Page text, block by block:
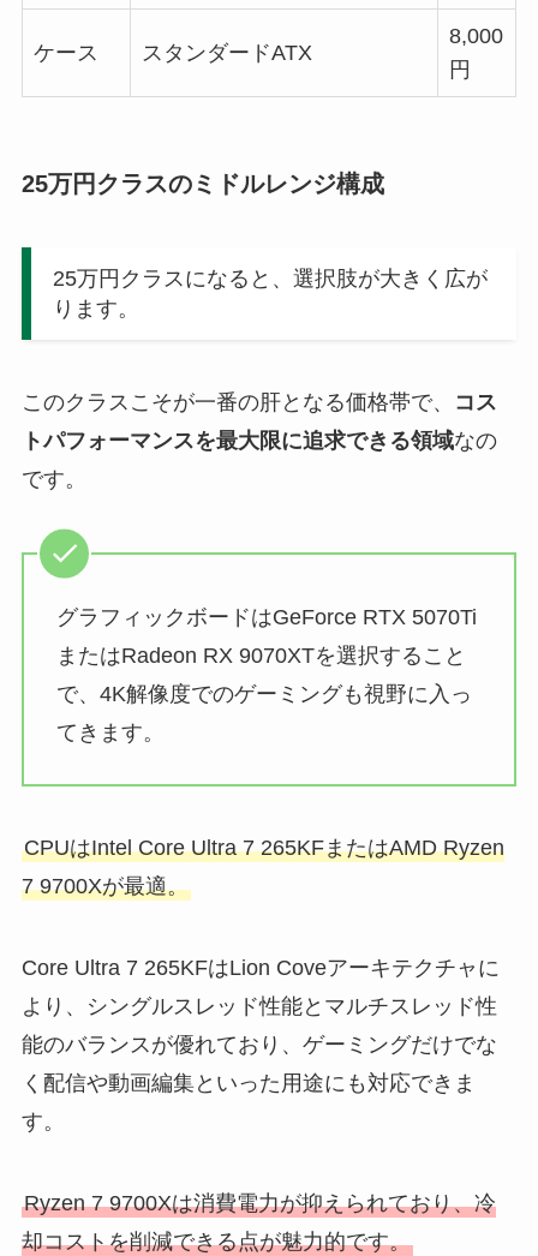
ケース スタンダードATX
8,000
円
25万円クラスのミドルレンジ構成
25万円クラスになると、選択肢が大きく広が
ります。
このクラスこそが一番の肝となる価格帯で、
コス
トパフォーマンスを最大限に追求できる領域なの
です。
グラフィックボードはGeForce RTX 5070Ti
またはRadeon RX 9070XTを選択すること
で、4K解像度でのゲーミングも視野に入っ
てきます。
CPUはIntel Core Ultra 7 265KFまたはAMD Ryzen
7 9700Xが最適。
Core Ultra 7 265KFはLion Coveアーキテクチャに
より、シングルスレッド性能とマルチスレッド性
能のバランスが優れており、ゲーミングだけでな
く配信や動画編集といった用途にも対応できま
す。
Ryzen 7 9700Xは消費電力が抑えられており、冷
却コストを削減できる点が魅力的です。